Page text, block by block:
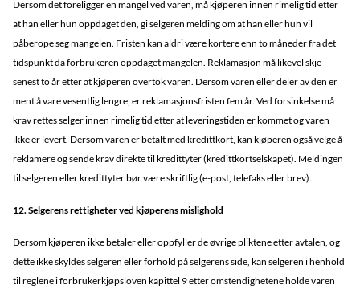
Dersom det foreligger en mangel ved varen, må kjøperen innen rimelig tid etter
at han eller hun oppdaget den, gi selgeren melding om at han eller hun vil
påberope seg mangelen. Fristen kan aldri være kortere enn to måneder fra det
tidspunkt da forbrukeren oppdaget mangelen. Reklamasjon må likevel skje
senest to år etter at kjøperen overtok varen. Dersom varen eller deler av den er
ment å vare vesentlig lengre, er reklamasjonsfristen fem år. Ved forsinkelse må
krav rettes selger innen rimelig tid etter at leveringstiden er kommet og varen
ikke er levert. Dersom varen er betalt med kredittkort, kan kjøperen også velge å
reklamere og sende krav direkte til kredittyter (kredittkortselskapet). Meldingen
til selgeren eller kredittyter bør være skriftlig (e-post, telefaks eller brev).
12. Selgerens rettigheter ved kjøperens mislighold
Dersom kjøperen ikke betaler eller oppfyller de øvrige pliktene etter avtalen, og
dette ikke skyldes selgeren eller forhold på selgerens side, kan selgeren i henhold
til reglene i forbrukerkjøpsloven kapittel 9 etter omstendighetene holde varen